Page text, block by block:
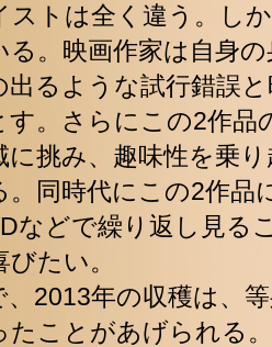
ストは全く違う。し
る。映画作家は自身
出るような試行錯誤
す。さらにこの2作品
に挑み、趣味性を乗
。同時代にこの2作
などで繰り返し見る
たい。
2013年の収穫は、
たことがあげられる